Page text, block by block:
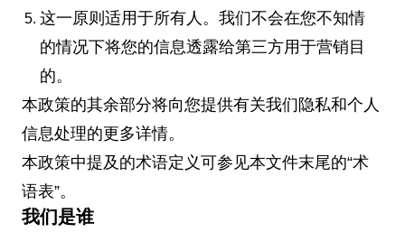
这一原则适用于所有人。我们不会在您不知情
的情况下将您的信息透露给第三方用于营销目
的。
本政策的其余部分将向您提供有关我们隐私和个人
信息处理的更多详情。
本政策中提及的术语定义可参见本文件末尾的“术
语表”。
我们是谁